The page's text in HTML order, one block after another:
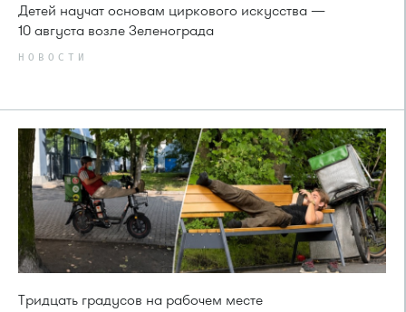
Детей научат основам циркового искусства —
10 августа возле Зеленограда
НОВОСТИ
Тридцать градусов на рабочем месте